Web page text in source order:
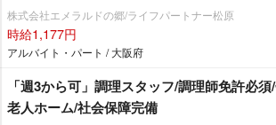
株式会社エメラルドの郷/ライフパートナー松原
時給1,177円
アルバイト・パート / 大阪府
「週3から可」調理スタッフ/調理師免許必
老人ホーム/社会保障完備